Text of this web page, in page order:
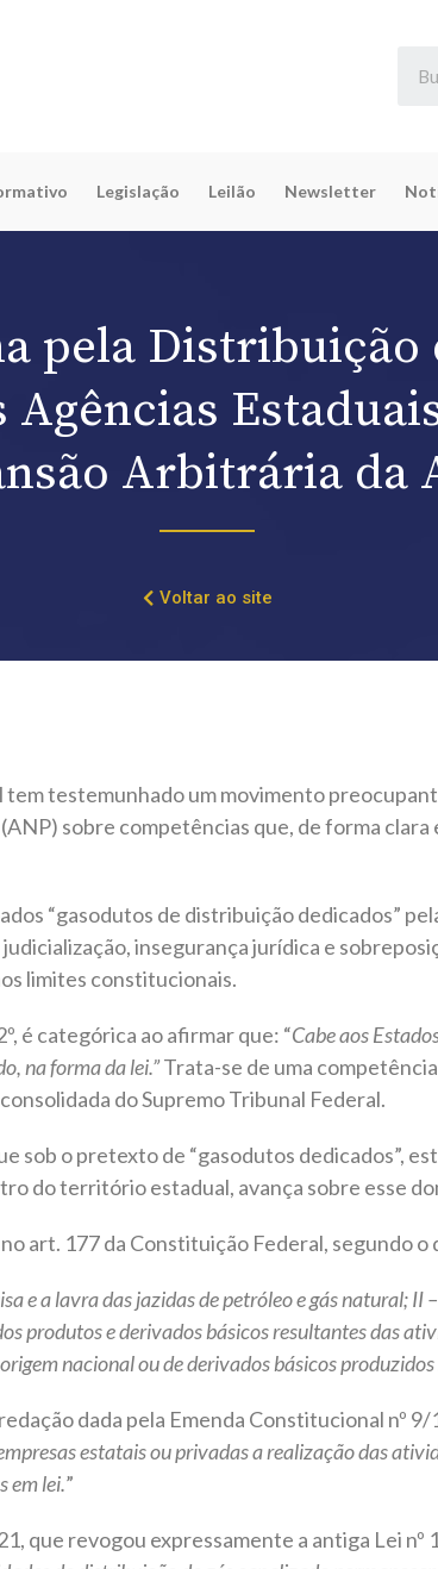
Legislação Leilão Newsletter
pela Distribuição
Agências
Arbitrária da
Voltar ao site
tem testemunhado um movimento
sobre competências que, de forma
“gasodutos de distribuição dedicados”
insegurança jurídica e
limites constitucionais.
é categórica ao afirmar que: “Cabe aos
na forma da lei.”Trata-se de uma
do Supremo Tribunal Federal.
sob o pretexto de “gasodutos dedicados”,
do território estadual, avança sobre esse
art. 177 da Constituição Federal, segundo o
e a lavra das jazidas de petróleo e gás natural;
produtos e derivados básicos resultantes das
nacional ou de derivados básicos produzidos
dada pela Emenda Constitucional nº
estatais ou privadas a realização das
em lei.”
que revogou expressamente a antiga Lei